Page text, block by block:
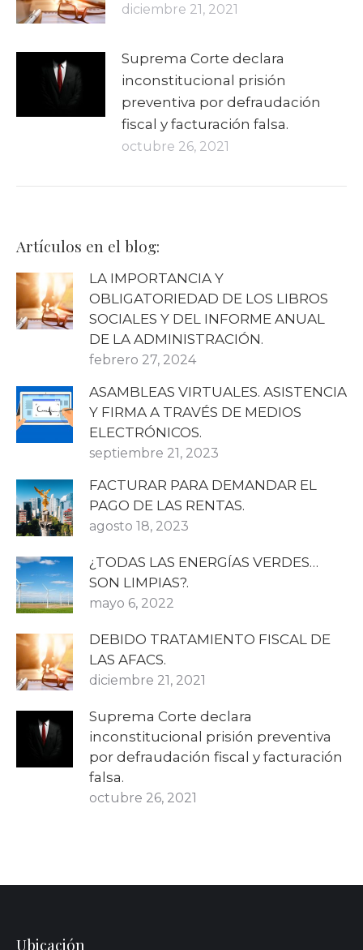
diciembre 21, 2021
Suprema Corte declara
inconstitucional prisión
preventiva por defraudación
fiscal y facturación falsa.
octubre 26, 2021
Artículos en el blog:
LA IMPORTANCIA Y
OBLIGATORIEDAD DE LOS LIBROS
SOCIALES Y DEL INFORME ANUAL
DE LA ADMINISTRACIÓN.
febrero 27, 2024
ASAMBLEAS VIRTUALES. ASISTENCIA
Y FIRMA A TRAVÉS DE MEDIOS
ELECTRÓNICOS.
septiembre 21, 2023
FACTURAR PARA DEMANDAR EL
PAGO DE LAS RENTAS.
agosto 18, 2023
¿TODAS LAS ENERGÍAS VERDES…
SON LIMPIAS?.
mayo 6, 2022
DEBIDO TRATAMIENTO FISCAL DE
LAS AFACS.
diciembre 21, 2021
Suprema Corte declara
inconstitucional prisión preventiva
por defraudación fiscal y facturación
falsa.
octubre 26, 2021
Ubicación